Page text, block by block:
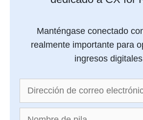
Manténgase conectado
realmente importante para
ingresos